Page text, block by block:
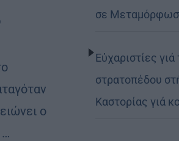
ο
…
σε
Εὐχαριστίες
στρατοπέδου
Καστορίας γιά